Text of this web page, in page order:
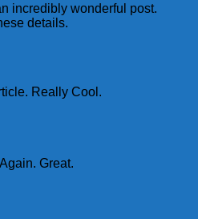
incredibly wonderful post.
details.
Really Cool.
Great.